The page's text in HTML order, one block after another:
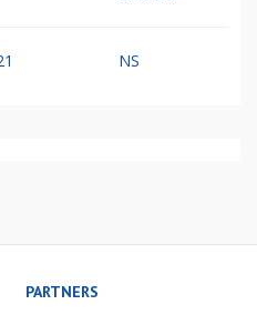
NS
PARTNERS